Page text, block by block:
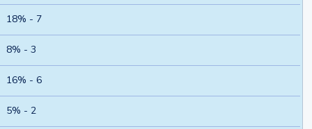
18% - 7
8% - 3
16% - 6
5% - 2